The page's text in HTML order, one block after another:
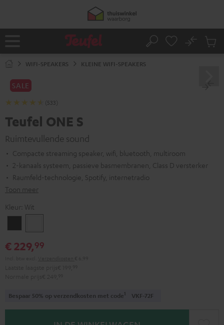
50% verzendkosten besparen met
D:17H :03 M :23
Home Zoeken
No
WIFI-SPEAKERS KLEINE WIFI-SPEAKERS
SALE
(533)
Teufel ONE S
Ruimtevullende sound
Compacte streaming speaker, wifi, bluetooth, multiroom
2-kanaals systeem, passieve basmembranen, Class D versterker
Raumfeld-technologie, Spotify, internetradio
Toon meer
Kleur: Wit
€ 229,99
Bespaar 50% op verzendkosten met code1 VKF-72F